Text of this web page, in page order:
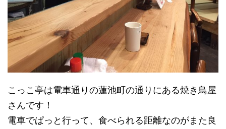
こっこ亭は電車通りの蓮池町の通りにある焼き鳥屋
さんです！
電車でぱっと行って、食べられる距離なのがまた良